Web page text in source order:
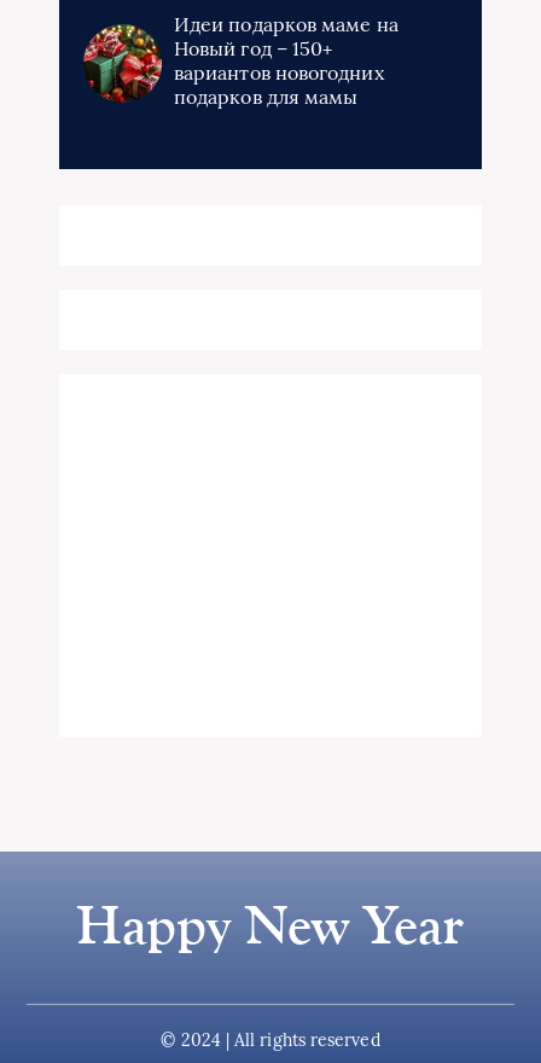
Идеи подарков маме на
Новый год – 150+
вариантов новогодних
подарков для мамы
Happy New Year
© 2024 | All rights reserved